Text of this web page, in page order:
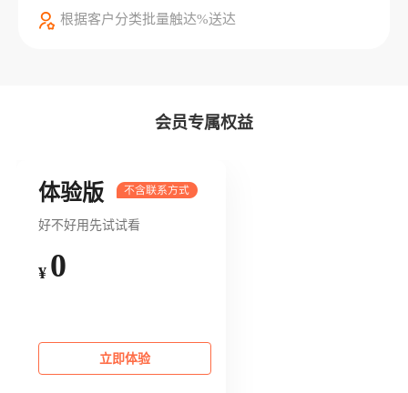
根据客户分类批量触达%送达
会员专属权益
体验版
好不好用先试试看
¥ 0
立即体验